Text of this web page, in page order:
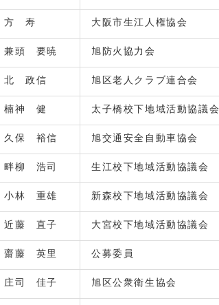
方 寿 大阪市生江人権協会
兼頭 要暁 旭防火協力会
北 政信 旭区老人クラブ連合会
楠神 健 太子橋校下地域活動協議会
久保 裕信 旭交通安全自動車協会
畔柳 浩司 生江校下地域活動協議会
小林 重雄 新森校下地域活動協議会
近藤 直子 大宮校下地域活動協議会
齋藤 英里 公募委員
庄司 佳子 旭区公衆衛生協会